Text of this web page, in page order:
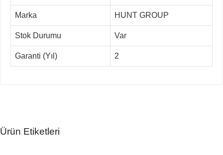
Marka HUNT GROUP
Stok Durumu Var
Garanti (Yıl) 2
Ürün Etiketleri